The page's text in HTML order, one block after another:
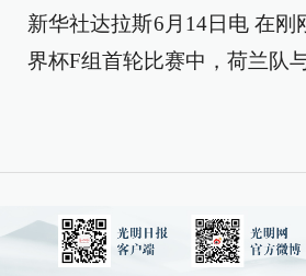
新华社达拉斯6月14日电 在刚
界杯F组首轮比赛中，荷兰队